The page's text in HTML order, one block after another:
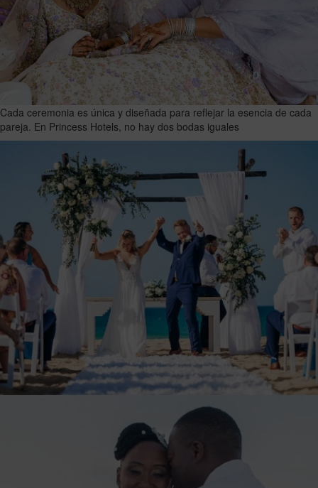
Cada ceremonia es única y diseñada para reflejar la esencia de cada
pareja. En Princess Hotels, no hay dos bodas iguales